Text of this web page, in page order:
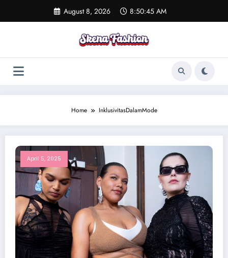
content
August 8, 2026 8:50:45 AM
Home InklusivitasDalamMode
April 5, 2025